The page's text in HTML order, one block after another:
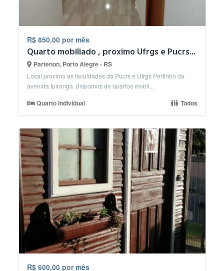
R$ 850,00 por mês
Quarto mobiliado , proximo Ufrgs e Pucrs...
Partenon, Porto Alegre - RS
Local proximo as faculdades da Pucrs e Ufrgs Pertinho da
avenida Ipiranga ,dispomos de quartos mobil...
Quarto Individual Todos
R$ 600,00 por mês